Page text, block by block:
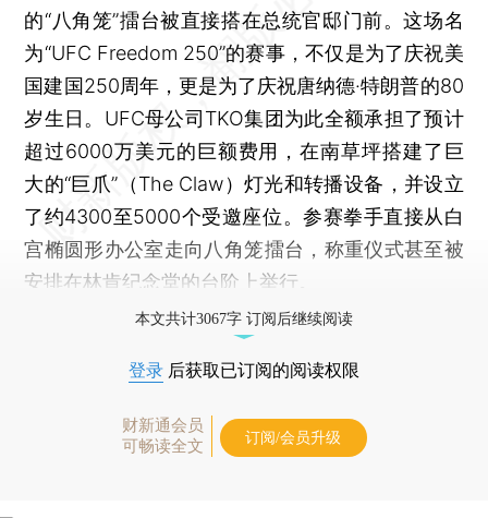
的“八角笼”擂台被直接搭在总统官邸门前。这场名
为“UFC Freedom 250”的赛事，不仅是为了庆祝美
国建国250周年，更是为了庆祝唐纳德·特朗普的80
岁生日。UFC母公司TKO集团为此全额承担了预计
超过6000万美元的巨额费用，在南草坪搭建了巨
大的“巨爪”（The Claw）灯光和转播设备，并设立
了约4300至5000个受邀座位。参赛拳手直接从白
宫椭圆形办公室走向八角笼擂台，称重仪式甚至被
安排在林肯纪念堂的台阶上举行。
本文共计3067字 订阅后继续阅读
登录 后获取已订阅的阅读权限
财新通会员
可畅读全文
订阅/会员升级